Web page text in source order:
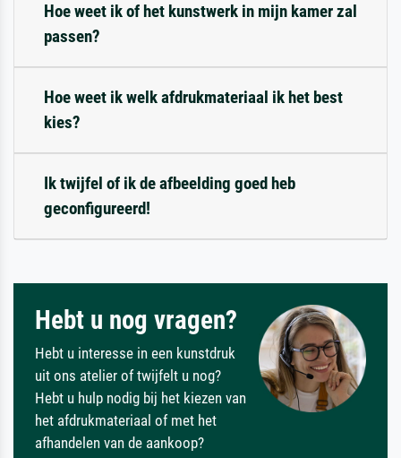
Hoe weet ik of het kunstwerk in mijn kamer zal
passen?
Hoe weet ik welk afdrukmateriaal ik het best
kies?
Ik twijfel of ik de afbeelding goed heb
geconfigureerd!
Hebt u nog vragen?
Hebt u interesse in een kunstdruk
uit ons atelier of twijfelt u nog?
Hebt u hulp nodig bij het kiezen van
het afdrukmateriaal of met het
afhandelen van de aankoop?